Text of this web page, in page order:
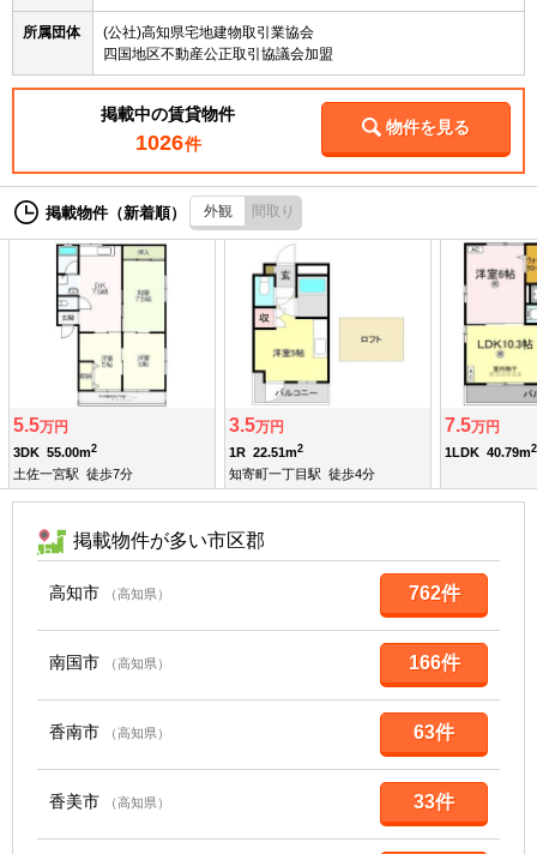
所属団体
(公社)高知県宅地建物取引業協会
四国地区不動産公正取引協議会加盟
掲載中の賃貸物件
1026件
物件を見る
外観 間取り
掲載物件（新着順）
5.5万円
3DK 55.00m2
土佐一宮駅 徒歩7分
3.5万円
1R 22.51m2
知寄町一丁目駅 徒歩4分
7.5万円
1LDK 40.79m2
掲載物件が多い市区郡
高知市 （高知県） 762件
南国市 （高知県） 166件
香南市 （高知県） 63件
香美市 （高知県） 33件